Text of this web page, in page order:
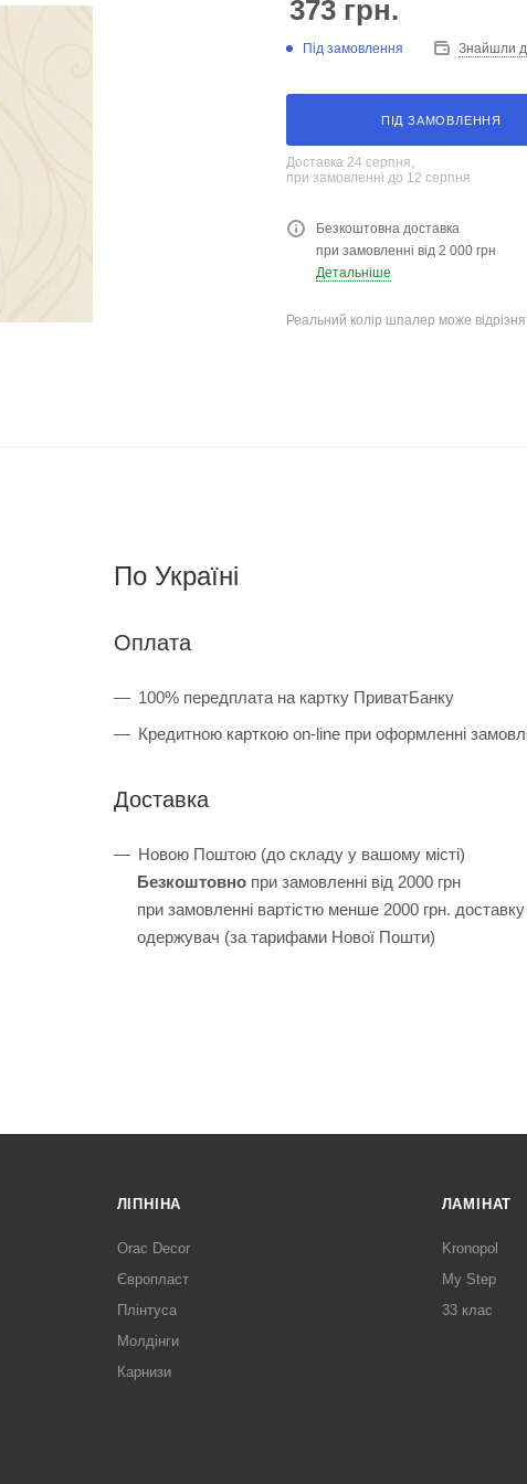
373 грн.
Під замовлення Знайшли
ПІД ЗАМОВЛЕННЯ
Доставка 24 серпня,
при замовленні до 12 серпня
Безкоштовна доставка
при замовленні від 2 000 грн
Детальніше
Реальний колір шпалер може
По Україні
Оплата
100% передплата на картку ПриватБанку
Кредитною карткою on-line при оформленні
Доставка
Новою Поштою (до складу у вашому місті)
Безкоштовнопри замовленні від 2000 грн
при замовленні вартістю менше 2000 грн.
одержувач (за тарифами Нової Пошти)
ЛІПНІНА
Orac Decor
Європласт
Плінтуса
Молдінги
Карнизи
ЛАМІНАТ
Kronopol
My Step
33 клас